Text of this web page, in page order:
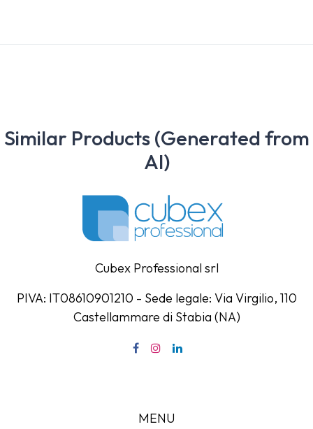
Similar Products (Generated from
AI)
Cubex Professional srl
PIVA: IT08610901210 - Sede legale: Via Virgilio, 110
Castellammare di Stabia (NA)
MENU